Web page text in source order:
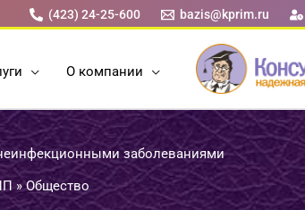
(423) 24-25-600 bazis@kprim.ru
О компании
заболеваниями
»Общество